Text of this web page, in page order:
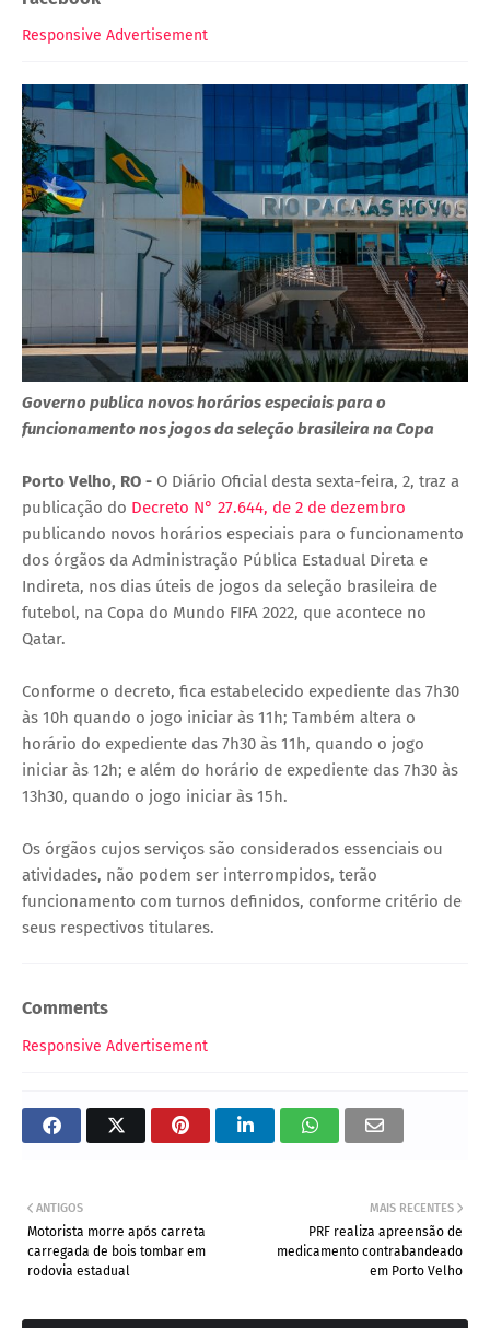
Responsive Advertisement
Governo publica novos horários especiais para o
funcionamento nos jogos da seleção brasileira na Copa
Porto Velho, RO - O Diário Oficial desta sexta-feira, 2, traz a
publicação do Decreto N° 27.644, de 2 de dezembro
publicando novos horários especiais para o funcionamento
dos órgãos da Administração Pública Estadual Direta e
Indireta, nos dias úteis de jogos da seleção brasileira de
futebol, na Copa do Mundo FIFA 2022, que acontece no
Qatar.
Conforme o decreto, fica estabelecido expediente das 7h30
às 10h quando o jogo iniciar às 11h; Também altera o
horário do expediente das 7h30 às 11h, quando o jogo
iniciar às 12h; e além do horário de expediente das 7h30 às
13h30, quando o jogo iniciar às 15h.
Os órgãos cujos serviços são considerados essenciais ou
atividades, não podem ser interrompidos, terão
funcionamento com turnos definidos, conforme critério de
seus respectivos titulares.
Comments
Responsive Advertisement
MAIS RECENTES
PRF realiza apreensão de
medicamento contrabandeado
em Porto Velho
ANTIGOS
Motorista morre após carreta
carregada de bois tombar em
rodovia estadual